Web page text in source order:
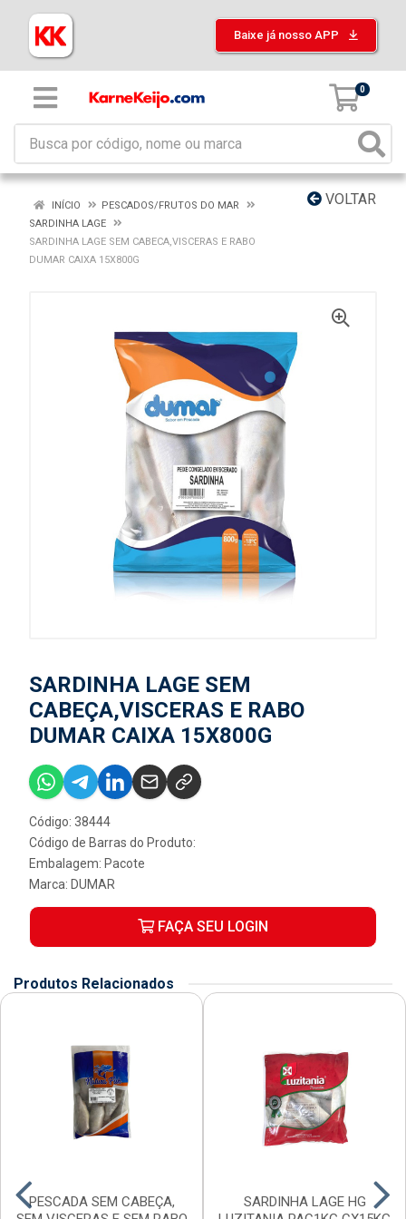
Baixe já nosso APP
0
VOLTAR
INÍCIO
PESCADOS/FRUTOS DO MAR
SARDINHA LAGE
SARDINHA LAGE SEM CABECA,VISCERAS E RABO
DUMAR CAIXA 15X800G
SARDINHA LAGE SEM
CABEÇA,VISCERAS E RABO
DUMAR CAIXA 15X800G
Código: 38444
Código de Barras do Produto:
Embalagem: Pacote
Marca: DUMAR
FAÇA SEU LOGIN
Produtos Relacionados
PESCADA SEM CABEÇA,
SARDINHA LAGE HG